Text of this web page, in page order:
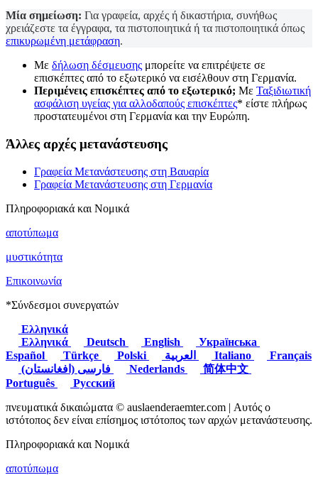
Μία σημείωση: Για γραφεία, αρχές ή δικαστήρια, συνήθως
χρειάζεστε τα έγγραφα, τα πιστοποιητικά ή τα πιστοποιητικά όπως
επικυρωμένη μετάφραση.
Με δήλωση δέσμευσης μπορείτε να επιτρέψετε σε
επισκέπτες από το εξωτερικό να εισέλθουν στη Γερμανία.
Περιμένεις επισκέπτες από το εξωτερικό; Με Ταξιδιωτική
ασφάλιση υγείας για αλλοδαπούς επισκέπτες* είστε πλήρως
προστατευμένοι στη Γερμανία και την Ευρώπη.
Άλλες αρχές μετανάστευσης
Γραφεία Μετανάστευσης στη Βαυαρία
Γραφεία Μετανάστευσης στη Γερμανία
Πληροφοριακά και Νομικά
αποτύπωμα
μυστικότητα
Επικοινωνία
*Σύνδεσμοι συνεργατών
Ελληνικά
Ελληνικά
Deutsch English
Українська
Español
Türkçe Polski Italiano
Français
Nederlands
简体中文
Português
Русский
πνευματικά δικαιώματα © auslaenderaemter.com | Αυτός ο
ιστότοπος δεν είναι επίσημος ιστότοπος των αρχών μετανάστευσης.
Πληροφοριακά και Νομικά
αποτύπωμα